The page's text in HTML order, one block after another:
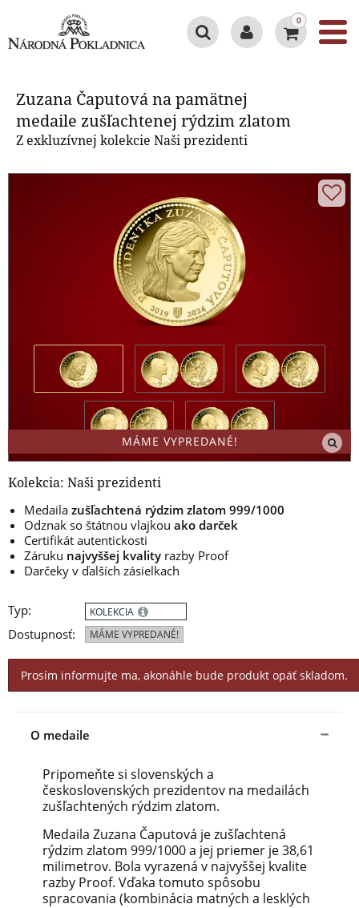
0
Zuzana Čaputová na pamätnej
medaile zušľachtenej rýdzim zlatom
Z exkluzívnej kolekcie Naši prezidenti
MÁME VYPREDANÉ!
Kolekcia: Naši prezidenti
Medaila zušľachtená rýdzim zlatom 999/1000
Odznak so štátnou vlajkou ako darček
Certifikát autentickosti
Záruku najvyššej kvality razby Proof
Darčeky v ďalších zásielkach
Typ:
Dostupnosť:
KOLEKCIA
MÁME VYPREDANÉ!
Prosím informujte ma, akonáhle bude produkt opäť skladom.
O medaile
Pripomeňte si slovenských a
československých prezidentov na medailách
zušľachtených rýdzim zlatom.
Medaila Zuzana Čaputová je zušľachtená
rýdzim zlatom 999/1000 a jej priemer je 38,61
milimetrov. Bola vyrazená v najvyššej kvalite
razby Proof. Vďaka tomuto spôsobu
spracovania (kombinácia matných a lesklých
Zuzana Čaputová na pamätnej
zlatom